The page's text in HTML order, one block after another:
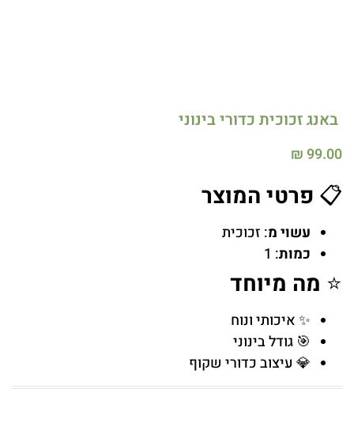
באנג זכוכית כדורי בינוני
₪99.00
📋 פרטי המוצר
עשוי מ: זכוכית
כמות: 1
⭐ מה מיוחד
✨ איכותי ונוח
🎯 גודל בינוני
💎 עיצוב כדורי שקוף